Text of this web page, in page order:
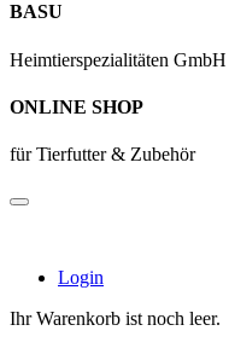
BASU
Heimtierspezialitäten GmbH
ONLINE SHOP
für Tierfutter & Zubehör
Login
Ihr Warenkorb ist noch leer.